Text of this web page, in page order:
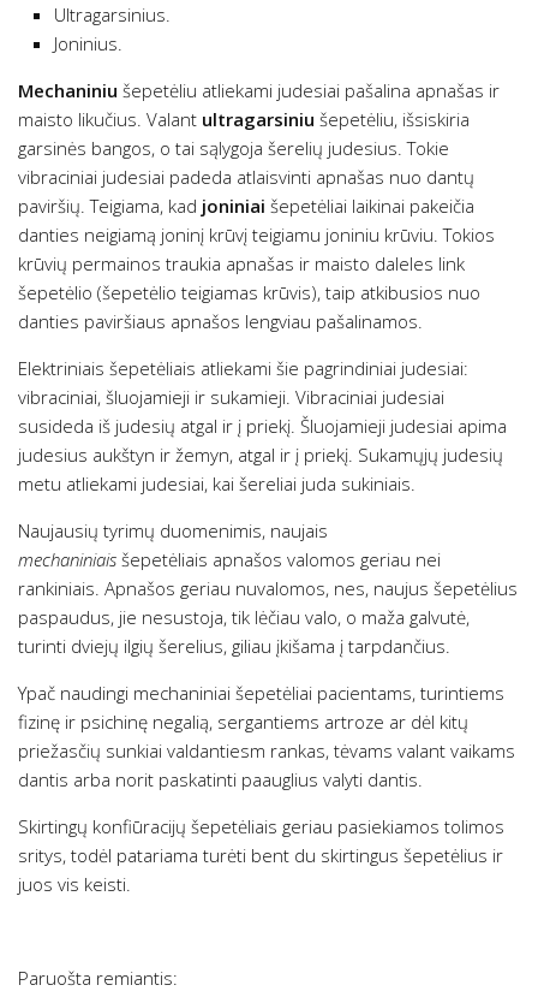
Ultragarsinius.
Joninius.
Mechaniniu šepetėliu atliekami judesiai pašalina apnašas ir
maisto likučius. Valant ultragarsiniu šepetėliu, išsiskiria
garsinės bangos, o tai sąlygoja šerelių judesius. Tokie
vibraciniai judesiai padeda atlaisvinti apnašas nuo dantų
paviršių. Teigiama, kad joniniai šepetėliai laikinai pakeičia
danties neigiamą joninį krūvį teigiamu joniniu krūviu. Tokios
krūvių permainos traukia apnašas ir maisto daleles link
šepetėlio (šepetėlio teigiamas krūvis), taip atkibusios nuo
danties paviršiaus apnašos lengviau pašalinamos.
Elektriniais šepetėliais atliekami šie pagrindiniai judesiai:
vibraciniai, šluojamieji ir sukamieji. Vibraciniai judesiai
susideda iš judesių atgal ir į priekį. Šluojamieji judesiai apima
judesius aukštyn ir žemyn, atgal ir į priekį. Sukamųjų judesių
metu atliekami judesiai, kai šereliai juda sukiniais.
Naujausių tyrimų duomenimis, naujais
mechaniniais šepetėliais apnašos valomos geriau nei
rankiniais. Apnašos geriau nuvalomos, nes, naujus šepetėlius
paspaudus, jie nesustoja, tik lėčiau valo, o maža galvutė,
turinti dviejų ilgių šerelius, giliau įkišama į tarpdančius.
Ypač naudingi mechaniniai šepetėliai pacientams, turintiems
fizinę ir psichinę negalią, sergantiems artroze ar dėl kitų
priežasčių sunkiai valdantiesm rankas, tėvams valant vaikams
dantis arba norit paskatinti paauglius valyti dantis.
Skirtingų konfiūracijų šepetėliais geriau pasiekiamos tolimos
sritys, todėl patariama turėti bent du skirtingus šepetėlius ir
juos vis keisti.
Paruošta remiantis: